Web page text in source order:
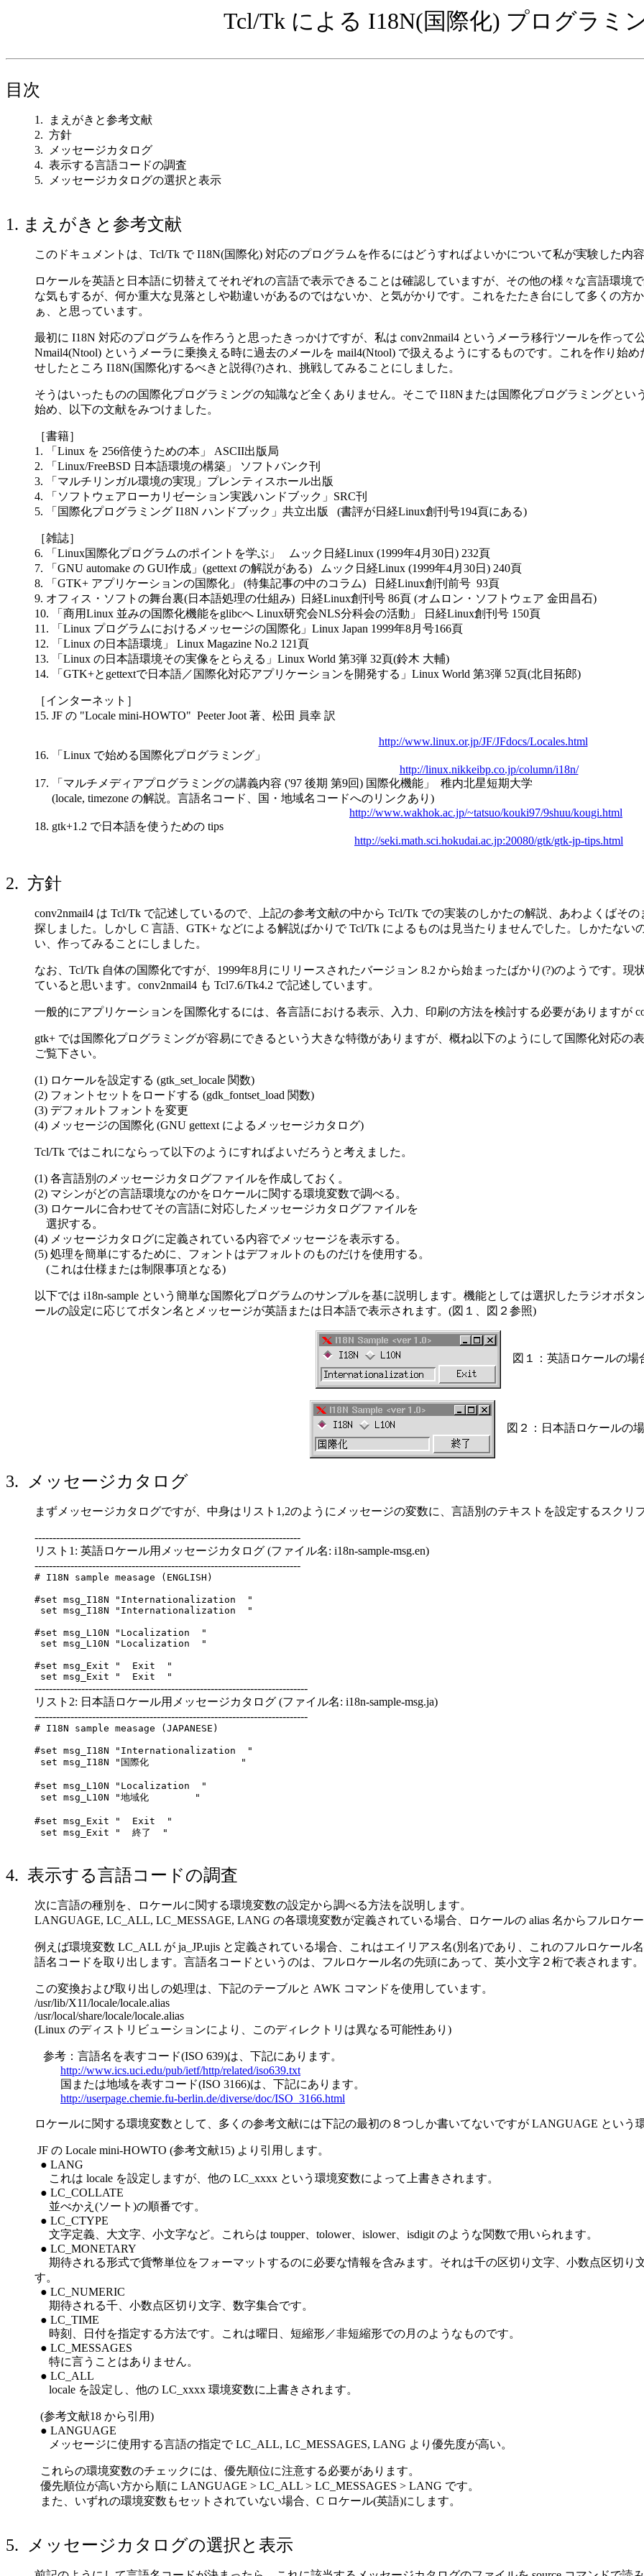
Tcl/Tk による I18N(国際化) プログラミ
目次
1. まえがきと参考文献
2. 方針
3. メッセージカタログ
4. 表示する言語コードの調査
5. メッセージカタログの選択と表示
1. まえがきと参考文献
このドキュメントは、Tcl/Tk で I18N(国際化) 対応のプログラムを作るにはどうすればよいかについて私が実験した内
ロケールを英語と日本語に切替えてそれぞれの言語で表示できることは確認していますが、その他の様々な言語環境
な気もするが、何か重大な見落としや勘違いがあるのではないか、と気がかりです。これをたたき台にして多くの方
ぁ、と思っています。
最初に I18N 対応のプログラムを作ろうと思ったきっかけですが、私は conv2nmail4 というメーラ移行ツールを作って
Nmail4(Ntool) というメーラに乗換える時に過去のメールを mail4(Ntool) で扱えるようにするものです。これを作り始
せしたところ I18N(国際化)するべきと説得(?)され、挑戦してみることにしました。
そうはいったものの国際化プログラミングの知識など全くありません。そこで I18Nまたは国際化プログラミングと
始め、以下の文献をみつけました。
［書籍］
1. 「Linux を 256倍使うための本」 ASCII出版局
2. 「Linux/FreeBSD 日本語環境の構築」 ソフトバンク刊
3. 「マルチリンガル環境の実現」プレンティスホール出版
4. 「ソフトウェアローカリゼーション実践ハンドブック」SRC刊
5. 「国際化プログラミング I18N ハンドブック」共立出版 (書評が日経Linux創刊号194頁にある)
［雑誌］
6. 「Linux国際化プログラムのポイントを学ぶ」 ムック日経Linux (1999年4月30日) 232頁
7. 「GNU automake の GUI作成」(gettext の解説がある) ムック日経Linux (1999年4月30日) 240頁
8. 「GTK+ アプリケーションの国際化」 (特集記事の中のコラム) 日経Linux創刊前号 93頁
9. オフィス・ソフトの舞台裏(日本語処理の仕組み) 日経Linux創刊号 86頁 (オムロン・ソフトウェア 金田昌石)
10. 「商用Linux 並みの国際化機能をglibcへ Linux研究会NLS分科会の活動」 日経Linux創刊号 150頁
11. 「Linux プログラムにおけるメッセージの国際化」Linux Japan 1999年8月号166頁
12. 「Linux の日本語環境」 Linux Magazine No.2 121頁
13. 「Linux の日本語環境その実像をとらえる」Linux World 第3弾 32頁(鈴木 大輔)
14. 「GTK+とgettextで日本語／国際化対応アプリケーションを開発する」Linux World 第3弾 52頁(北目拓郎)
［インターネット］
15. JF の "Locale mini-HOWTO" Peeter Joot 著、松田 員幸 訳
http://www.linux.or.jp/JF/JFdocs/Locales.html
16. 「Linux で始める国際化プログラミング」
http://linux.nikkeibp.co.jp/column/i18n/
17. 「マルチメディアプログラミングの講義内容 ('97 後期 第9回) 国際化機能」 稚内北星短期大学
(locale, timezone の解説。言語名コード、国・地域名コードへのリンクあり)
http://www.wakhok.ac.jp/~tatsuo/kouki97/9shuu/kougi.html
18. gtk+1.2 で日本語を使うための tips
http://seki.math.sci.hokudai.ac.jp:20080/gtk/gtk-jp-tips.html
2. 方針
conv2nmail4 は Tcl/Tk で記述しているので、上記の参考文献の中から Tcl/Tk での実装のしかたの解説、あわよくばそ
探しました。しかし C 言語、GTK+ などによる解説ばかりで Tcl/Tk によるものは見当たりませんでした。しかたな
い、作ってみることにしました。
なお、Tcl/Tk 自体の国際化ですが、1999年8月にリリースされたバージョン 8.2 から始まったばかり(?)のようです。現
ていると思います。conv2nmail4 も Tcl7.6/Tk4.2 で記述しています。
一般的にアプリケーションを国際化するには、各言語における表示、入力、印刷の方法を検討する必要がありますが
gtk+ では国際化プログラミングが容易にできるという大きな特徴がありますが、概ね以下のようにして国際化対応の
ご覧下さい。
(1) ロケールを設定する (gtk_set_locale 関数)
(2) フォントセットをロードする (gdk_fontset_load 関数)
(3) デフォルトフォントを変更
(4) メッセージの国際化 (GNU gettext によるメッセージカタログ)
Tcl/Tk ではこれにならって以下のようにすればよいだろうと考えました。
(1) 各言語別のメッセージカタログファイルを作成しておく。
(2) マシンがどの言語環境なのかをロケールに関する環境変数で調べる。
(3) ロケールに合わせてその言語に対応したメッセージカタログファイルを
選択する。
(4) メッセージカタログに定義されている内容でメッセージを表示する。
(5) 処理を簡単にするために、フォントはデフォルトのものだけを使用する。
(これは仕様または制限事項となる)
以下では i18n-sample という簡単な国際化プログラムのサンプルを基に説明します。機能としては選択したラジオボ
ールの設定に応じてボタン名とメッセージが英語または日本語で表示されます。(図１、図２参照)
図１：英語ロケールの場
図２：日本語ロケールの
3. メッセージカタログ
まずメッセージカタログですが、中身はリスト1,2のようにメッセージの変数に、言語別のテキストを設定するスクリ
--------------------------------------------------------------------------
リスト1: 英語ロケール用メッセージカタログ (ファイル名: i18n-sample-msg.en)
--------------------------------------------------------------------------
# I18N sample measage (ENGLISH)
#set msg_I18N "Internationalization "
set msg_I18N "Internationalization "
#set msg_L10N "Localization "
set msg_L10N "Localization "
#set msg_Exit " Exit "
set msg_Exit " Exit "
----------------------------------------------------------------------------
リスト2: 日本語ロケール用メッセージカタログ (ファイル名: i18n-sample-msg.ja)
----------------------------------------------------------------------------
# I18N sample measage (JAPANESE)
#set msg_I18N "Internationalization "
set msg_I18N "国際化 "
#set msg_L10N "Localization "
set msg_L10N "地域化 "
#set msg_Exit " Exit "
set msg_Exit " 終了 "
4. 表示する言語コードの調査
次に言語の種別を、ロケールに関する環境変数の設定から調べる方法を説明します。
LANGUAGE, LC_ALL, LC_MESSAGE, LANG の各環境変数が定義されている場合、ロケールの alias 名からフルロケー
例えば環境変数 LC_ALL が ja_JP.ujis と定義されている場合、これはエイリアス名(別名)であり、これのフルロケール
語名コードを取り出します。言語名コードというのは、フルロケール名の先頭にあって、英小文字２桁で表されます。
この変換および取り出しの処理は、下記のテーブルと AWK コマンドを使用しています。
/usr/lib/X11/locale/locale.alias
/usr/local/share/locale/locale.alias
(Linux のディストリビューションにより、このディレクトリは異なる可能性あり)
参考：言語名を表すコード(ISO 639)は、下記にあります。
http://www.ics.uci.edu/pub/ietf/http/related/iso639.txt
国または地域を表すコード(ISO 3166)は、下記にあります。
http://userpage.chemie.fu-berlin.de/diverse/doc/ISO_3166.html
ロケールに関する環境変数として、多くの参考文献には下記の最初の８つしか書いてないですが LANGUAGE という
JF の Locale mini-HOWTO (参考文献15) より引用します。
● LANG
これは locale を設定しますが、他の LC_xxxx という環境変数によって上書きされます。
● LC_COLLATE
並べかえ(ソート)の順番です。
● LC_CTYPE
文字定義、大文字、小文字など。これらは toupper、tolower、islower、isdigit のような関数で用いられます。
● LC_MONETARY
期待される形式で貨幣単位をフォーマットするのに必要な情報を含みます。それは千の区切り文字、小数点区切り
す。
● LC_NUMERIC
期待される千、小数点区切り文字、数字集合です。
● LC_TIME
時刻、日付を指定する方法です。これは曜日、短縮形／非短縮形での月のようなものです。
● LC_MESSAGES
特に言うことはありません。
● LC_ALL
locale を設定し、他の LC_xxxx 環境変数に上書きされます。
(参考文献18 から引用)
● LANGUAGE
メッセージに使用する言語の指定で LC_ALL, LC_MESSAGES, LANG より優先度が高い。
これらの環境変数のチェックには、優先順位に注意する必要があります。
優先順位が高い方から順に LANGUAGE > LC_ALL > LC_MESSAGES > LANG です。
また、いずれの環境変数もセットされていない場合、C ロケール(英語)にします。
5. メッセージカタログの選択と表示